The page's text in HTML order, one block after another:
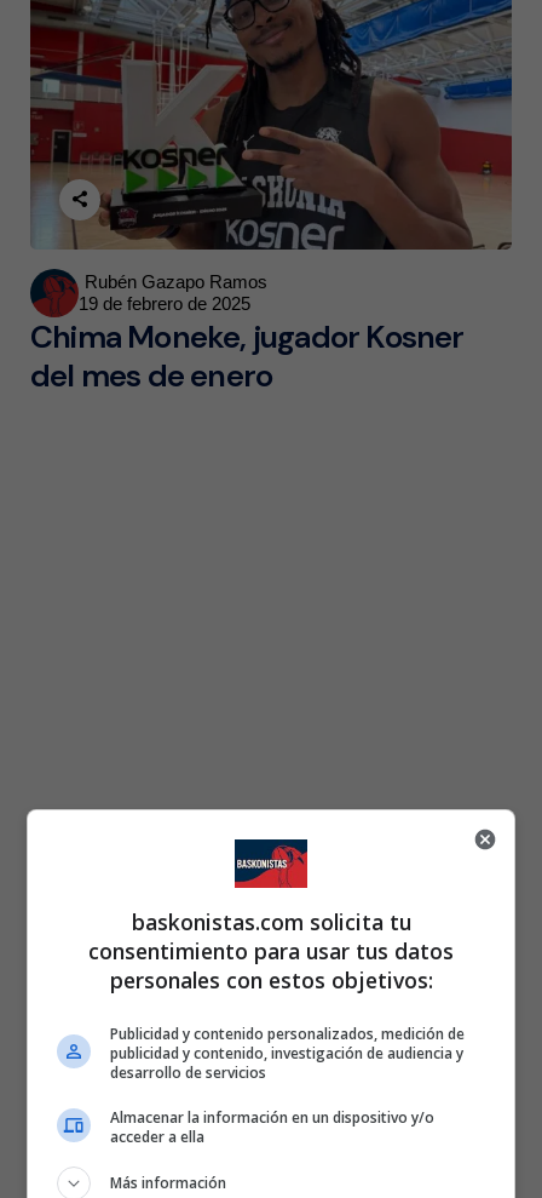
Posted
by
Rubén Gazapo Ramos
19 de febrero de 2025
Chima Moneke, jugador Kosner
del mes de enero
baskonistas.com solicita tu
consentimiento para usar tus datos
personales con estos objetivos:
Publicidad y contenido personalizados, medición de
publicidad y contenido, investigación de audiencia y
desarrollo de servicios
Almacenar la información en un dispositivo y/o
acceder a ella
Más información